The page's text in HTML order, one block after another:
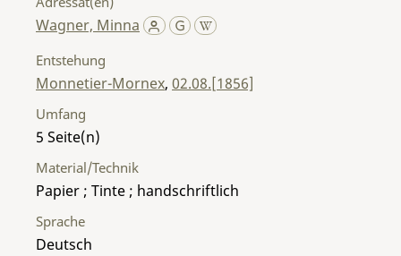
Wagner, Minna
Entstehung
Monnetier-Mornex, 02.08.[1856]
Umfang
5
Material/Technik
Papier ; Tinte ; handschriftlich
Sprache
Deutsch